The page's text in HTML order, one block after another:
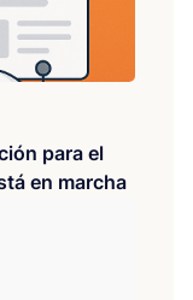
para el
en marcha